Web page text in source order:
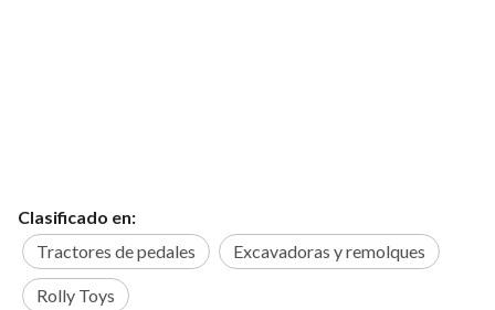
Clasificado en:
Tractores de pedales
Excavadoras y remolques
Rolly Toys